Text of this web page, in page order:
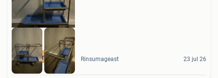
Bezorgen mogelijk Rinsumageast 23 jul 26